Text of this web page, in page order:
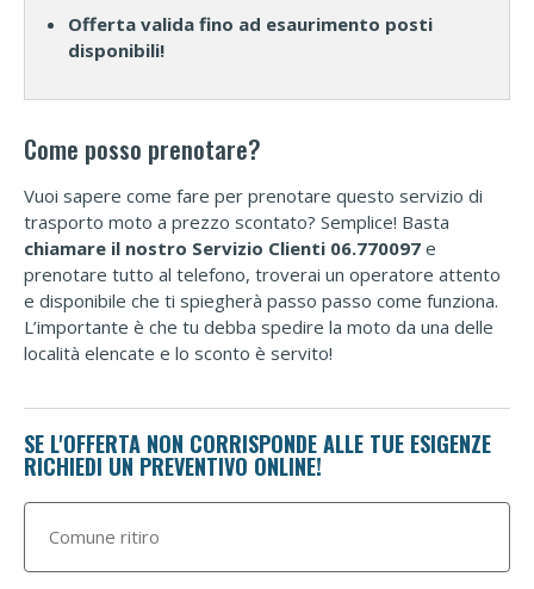
Offerta valida fino ad esaurimento posti
disponibili!
Come posso prenotare?
Vuoi sapere come fare per prenotare questo servizio di
trasporto moto a prezzo scontato? Semplice! Basta
chiamare il nostro Servizio Clienti 06.770097 e
prenotare tutto al telefono, troverai un operatore attento
e disponibile che ti spiegherà passo passo come funziona.
L’importante è che tu debba spedire la moto da una delle
località elencate e lo sconto è servito!
SE L'OFFERTA NON CORRISPONDE ALLE TUE ESIGENZE
RICHIEDI UN PREVENTIVO ONLINE!